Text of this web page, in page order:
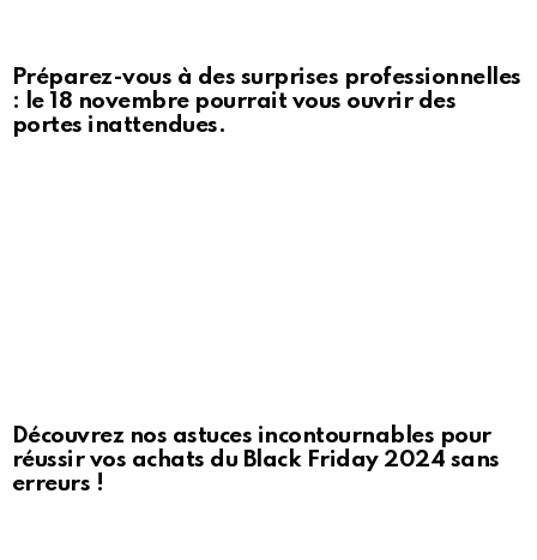
Préparez-vous à des surprises professionnelles
: le 18 novembre pourrait vous ouvrir des
portes inattendues.
Découvrez nos astuces incontournables pour
réussir vos achats du Black Friday 2024 sans
erreurs !